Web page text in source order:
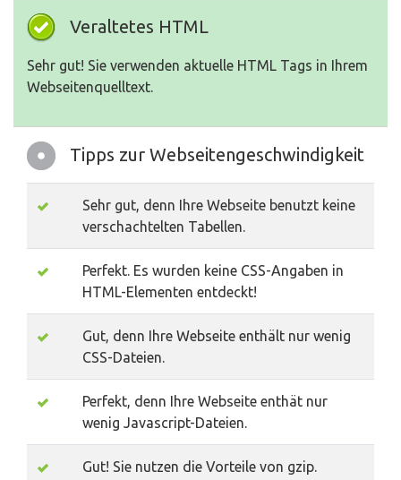
Veraltetes HTML
Sehr gut! Sie verwenden aktuelle HTML Tags in Ihrem
Webseitenquelltext.
Tipps zur Webseitengeschwindigkeit
Sehr gut, denn Ihre Webseite benutzt keine
verschachtelten Tabellen.
Perfekt. Es wurden keine CSS-Angaben in
HTML-Elementen entdeckt!
Gut, denn Ihre Webseite enthält nur wenig
CSS-Dateien.
Perfekt, denn Ihre Webseite enthät nur
wenig Javascript-Dateien.
Gut! Sie nutzen die Vorteile von gzip.